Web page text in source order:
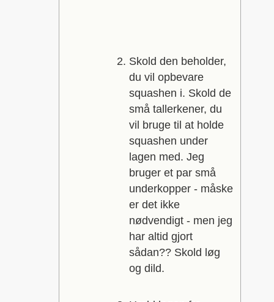
Skold den beholder,
du vil opbevare
squashen i. Skold de
små tallerkener, du
vil bruge til at holde
squashen under
lagen med. Jeg
bruger et par små
underkopper - måske
er det ikke
nødvendigt - men jeg
har altid gjort
sådan?? Skold løg
og dild.